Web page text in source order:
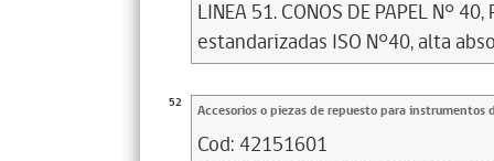
LINEA 51. CONOS DE PAPEL N°
estandarizadas ISO N°40, alta
52 Accesorios o piezas de repuesto para instrumentos
Cod: 42151601